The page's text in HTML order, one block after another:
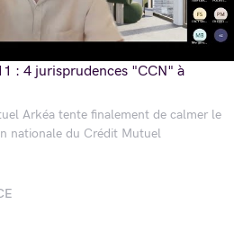
Arkéa tente finalement de calmer le
nationale du Crédit Mutuel
: 4 jurisprudences "CCN" à